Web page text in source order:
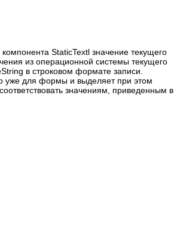
StaticTextl значение текущего
из операционной системы текущего
в строковом формате записи.
уже для формы и выделяет при этом
значениям, приведенным в